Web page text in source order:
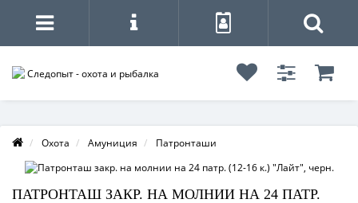
Охота Амуниция Патронташи
ПАТРОНТАШ ЗАКР. НА МОЛНИИ НА 24 ПАТР.